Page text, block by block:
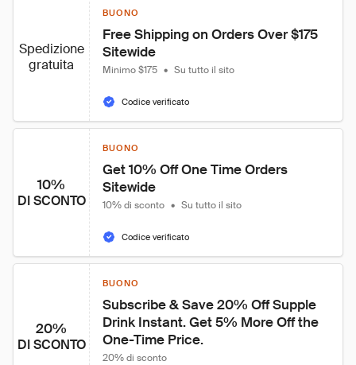
Spedizione
gratuita
BUONO
Free Shipping on Orders Over $175
Sitewide
Minimo $175 • Su tutto il sito
Codice verificato
10%
DI SCONTO
BUONO
Get 10% Off One Time Orders
Sitewide
10% di sconto • Su tutto il sito
Codice verificato
20%
DI SCONTO
BUONO
Subscribe & Save 20% Off Supple
Drink Instant. Get 5% More Off the
One-Time Price.
20% di sconto